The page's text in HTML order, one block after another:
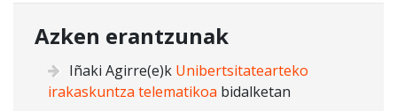
Azken erantzunak
Iñaki Agirre(e)k Unibertsitatearteko
irakaskuntza telematikoa bidalketan